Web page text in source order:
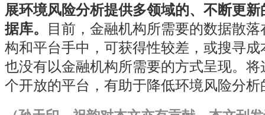
展环境风险分析提供多领域的、不断更
据库。 目前，金融机构所需要的数据散
构和平台手中，可获得性较差，或搜寻
也没有以金融机构所需要的方式呈现。
个开放的平台，有助于降低环境风险分析